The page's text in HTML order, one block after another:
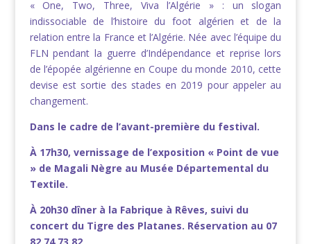
« One, Two, Three, Viva l’Algérie » : un slogan
indissociable de l’histoire du foot algérien et de la
relation entre la France et l’Algérie. Née avec l’équipe du
FLN pendant la guerre d’Indépendance et reprise lors
de l’épopée algérienne en Coupe du monde 2010, cette
devise est sortie des stades en 2019 pour appeler au
changement.
Dans le cadre de l’avant-première du festival.
À 17h30, vernissage de l’exposition « Point de vue
» de Magali Nègre au Musée Départemental du
Textile.
À 20h30 dîner à la Fabrique à Rêves, suivi du
concert du Tigre des Platanes. Réservation au 07